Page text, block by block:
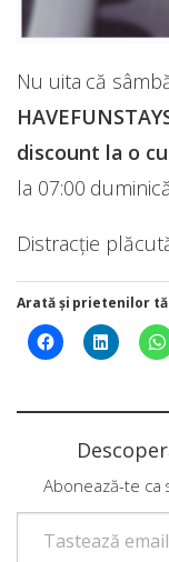
Nu uita că
discount la o
la 07:00
Distracție
Arată și prietenilor
Abonează-te ca
Tastează emailul tău...